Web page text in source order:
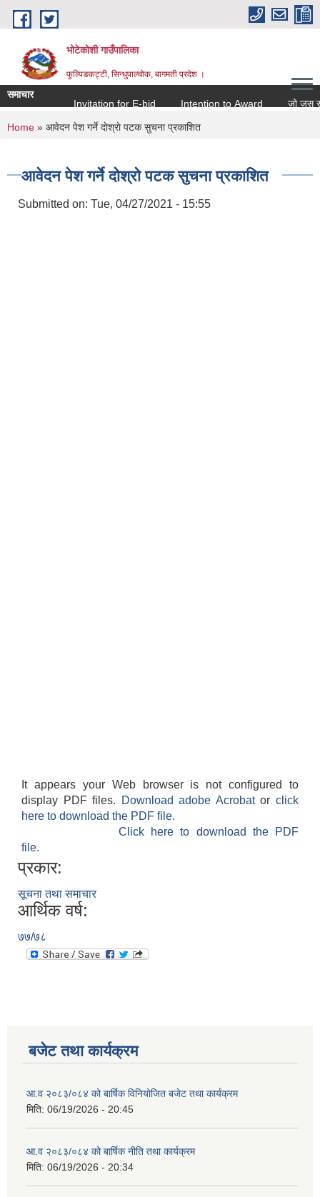
Skip to main content
भोटेकोशी गाउँपालिका
फुल्पिङकट्टी, सिन्धुपाल्चोक, बागमती प्रदेश ।
समाचार
Invitation for E-bid
Intention to Award जो जस संग
You are here
Home » आवेदन पेश गर्ने दाेश्राे पटक सुचना प्रकाशित
आवेदन पेश गर्ने दाेश्राे पटक सुचना प्रकाशित
Submitted on: Tue, 04/27/2021 - 15:55
It appears your Web browser is not configured to
display PDF files.
Download adobe Acrobatorclick
here to download the PDF file.
Click here to download the PDF
file.
प्रकार:
सूचना तथा समाचार
आर्थिक वर्ष:
७७/७८
बजेट तथा कार्यक्रम
आ.व २०८३/०८४ को बार्षिक विनियोजित बजेट तथा कार्यक्रम
मिति: 06/19/2026 - 20:45
आ.व २०८३/०८४ को बार्षिक नीति तथा कार्यक्रम
मिति: 06/19/2026 - 20:34